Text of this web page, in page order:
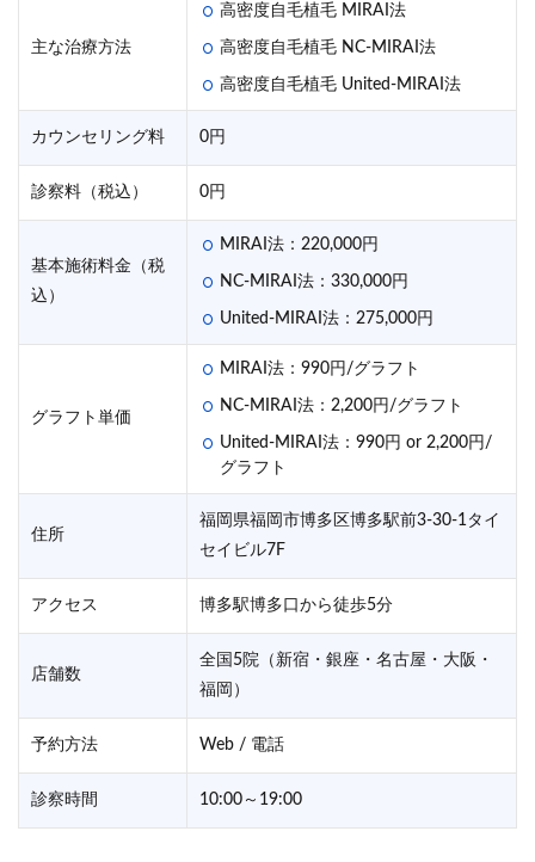
主な治療方法
高密度自毛植毛 MIRAI法
高密度自毛植毛 NC-MIRAI法
高密度自毛植毛 United-MIRAI法
カウンセリング料 0円
診察料（税込） 0円
基本施術料金（税
込）
MIRAI法：220,000円
NC-MIRAI法：330,000円
United-MIRAI法：275,000円
グラフト単価
MIRAI法：990円/グラフト
NC-MIRAI法：2,200円/グラフト
United-MIRAI法：990円 or 2,200円/
グラフト
住所
福岡県福岡市博多区博多駅前3-30-1タイ
セイビル7F
アクセス 博多駅博多口から徒歩5分
店舗数
全国5院（新宿・銀座・名古屋・大阪・
福岡）
予約方法 Web / 電話
診察時間 10:00～19:00